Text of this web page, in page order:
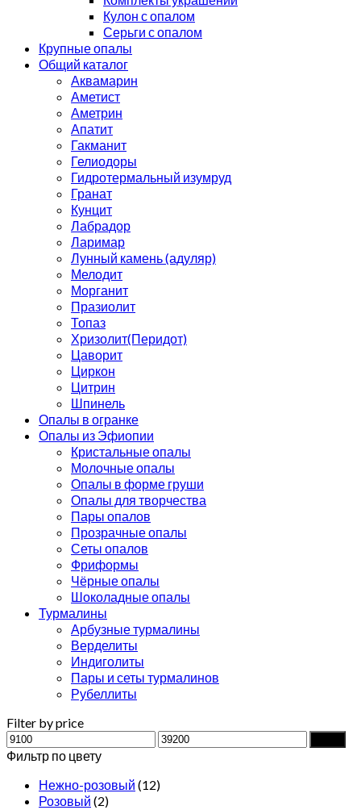
Кулон с опалом
Серьги с опалом
Крупные опалы
Общий каталог
Аквамарин
Аметист
Аметрин
Апатит
Гакманит
Гелиодоры
Гидротермальный изумруд
Гранат
Кунцит
Лабрадор
Ларимар
Лунный камень (адуляр)
Мелодит
Морганит
Празиолит
Топаз
Хризолит(Перидот)
Цаворит
Циркон
Цитрин
Шпинель
Опалы в огранке
Опалы из Эфиопии
Кристальные опалы
Молочные опалы
Опалы в форме груши
Опалы для творчества
Пары опалов
Прозрачные опалы
Сеты опалов
Фриформы
Чёрные опалы
Шоколадные опалы
Турмалины
Арбузные турмалины
Верделиты
Индиголиты
Пары и сеты турмалинов
Рубеллиты
Filter by price
Min
price
Max
price
Фильтр по цвету
Нежно-розовый (12)
Розовый (2)